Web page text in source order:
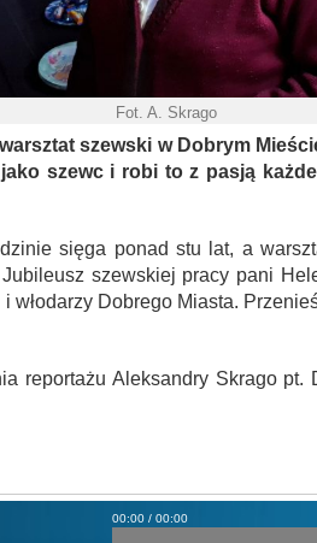
Fot. A. Skrago
szewski w Dobrym
jako szewc i robi to z pasją
sięga ponad stu lat, a
szewskiej pracy pani
włodarzy Dobrego Miasta.
reportażu Aleksandry Skrago pt.
00:00 / 00:00